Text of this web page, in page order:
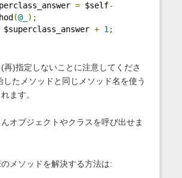
= $self-
(@_
);
+ 1;
再)指定しないことに注意してくださ
したメソッドと同じメソッド名を使う
ます。
オブジェクトやクラスを呼び出せま
メソッドを解決する方法は: